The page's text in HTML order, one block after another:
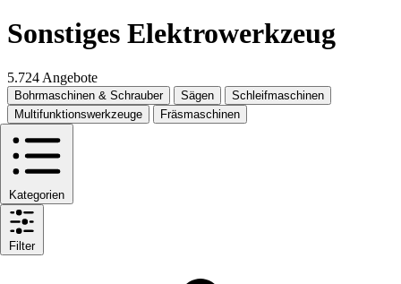
Sonstiges Elektrowerkzeug
5.724 Angebote
Bohrmaschinen & Schrauber Sägen
Schleifmaschinen
Multifunktionswerkzeuge
Fräsmaschinen
Kategorien
Filter